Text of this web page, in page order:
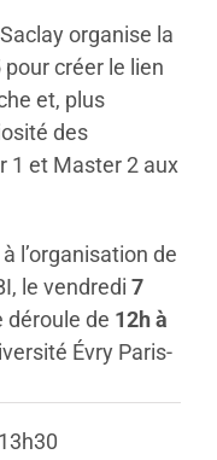
organise la
créer le lien
et, plus
des
1 et Master 2 aux
l’organisation de
le vendredi 7
déroule de 12h à
Évry Paris-